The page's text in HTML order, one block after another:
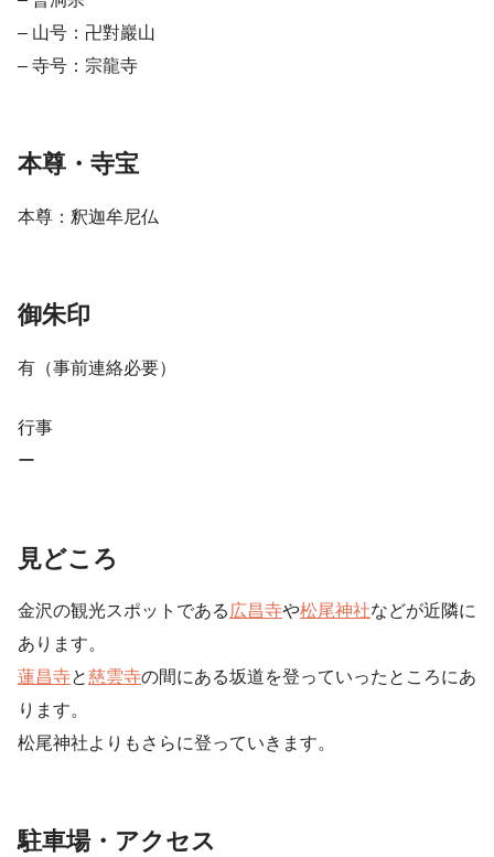
– 山号：卍對巖山
– 寺号：宗龍寺
本尊・寺宝
本尊：釈迦牟尼仏
御朱印
有（事前連絡必要）
行事
ー
見どころ
金沢の観光スポットである 広昌寺や松尾神社などが近隣に
あります。
蓮昌寺と慈雲寺の間にある坂道を登っていったところにあ
ります。
松尾神社よりもさらに登っていきます。
駐車場・アクセス